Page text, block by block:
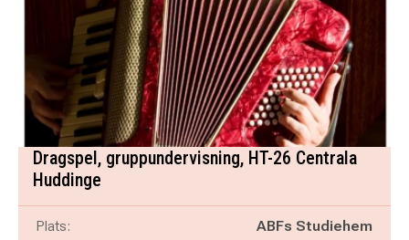
Dragspel, gruppundervisning, HT-26 Centrala
Huddinge
Plats:
ABFs Studiehem